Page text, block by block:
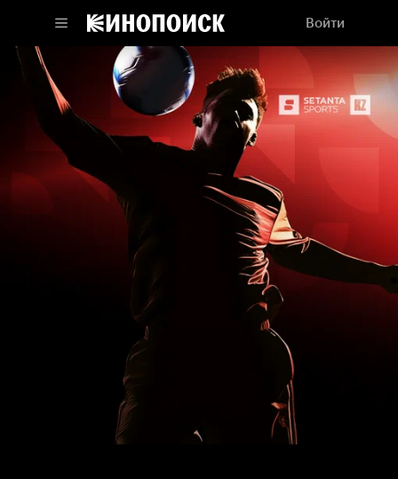
Войти